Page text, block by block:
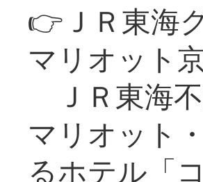
👉ＪＲ東海
マリオット
ＪＲ東海
マリオット
るホテル「